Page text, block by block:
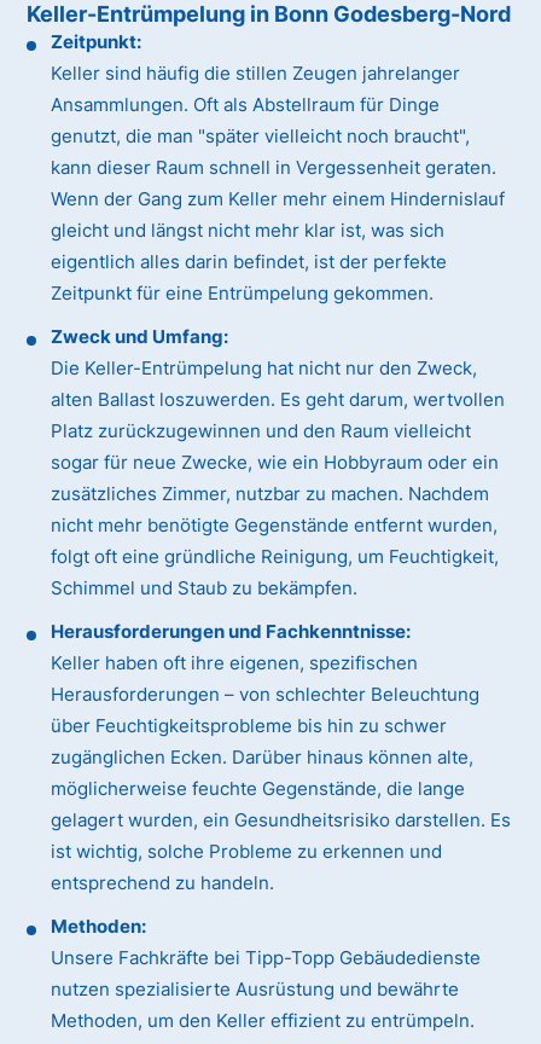
Keller-Entrümpelung in Bonn Godesberg-Nord
Zeitpunkt:
Keller sind häufig die stillen Zeugen jahrelanger
Ansammlungen. Oft als Abstellraum für Dinge
genutzt, die man "später vielleicht noch braucht",
kann dieser Raum schnell in Vergessenheit geraten.
Wenn der Gang zum Keller mehr einem Hindernislauf
gleicht und längst nicht mehr klar ist, was sich
eigentlich alles darin befindet, ist der perfekte
Zeitpunkt für eine Entrümpelung gekommen.
Zweck und Umfang:
Die Keller-Entrümpelung hat nicht nur den Zweck,
alten Ballast loszuwerden. Es geht darum, wertvollen
Platz zurückzugewinnen und den Raum vielleicht
sogar für neue Zwecke, wie ein Hobbyraum oder ein
zusätzliches Zimmer, nutzbar zu machen. Nachdem
nicht mehr benötigte Gegenstände entfernt wurden,
folgt oft eine gründliche Reinigung, um Feuchtigkeit,
Schimmel und Staub zu bekämpfen.
Herausforderungen und Fachkenntnisse:
Keller haben oft ihre eigenen, spezifischen
Herausforderungen – von schlechter Beleuchtung
über Feuchtigkeitsprobleme bis hin zu schwer
zugänglichen Ecken. Darüber hinaus können alte,
möglicherweise feuchte Gegenstände, die lange
gelagert wurden, ein Gesundheitsrisiko darstellen. Es
ist wichtig, solche Probleme zu erkennen und
entsprechend zu handeln.
Methoden:
Unsere Fachkräfte bei Tipp-Topp Gebäudedienste
nutzen spezialisierte Ausrüstung und bewährte
Methoden, um den Keller effizient zu entrümpeln.